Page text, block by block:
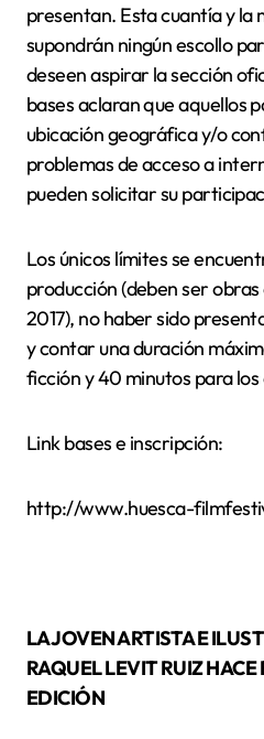
presentan. Esta cuantía y la
supondrán ningún escollo
deseen aspirar la sección
bases aclaran que aquellos
ubicación geográfica y/o
problemas de acceso a
pueden solicitar su
Los únicos límites se
producción (deben ser
2017), no haber sido
y contar una duración
ficción y 40 minutos para
Link bases e inscripción:
http://www.huesca-
LA JOVEN ARTISTA E
RAQUEL LEVIT RUIZ HACE
EDICIÓN